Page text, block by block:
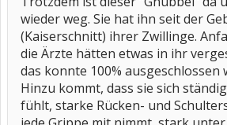
wieder weg. Sie hat ihn seit der
(Kaiserschnitt) ihrer Zwillinge.
die Ärzte hätten etwas in ihr
das konnte 100% ausgeschlossen
Hinzu kommt, dass sie sich
fühlt, starke Rücken- und